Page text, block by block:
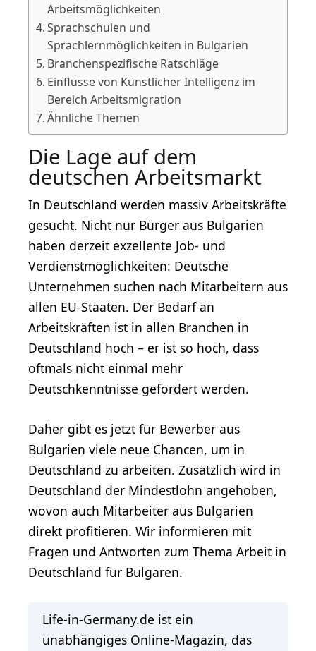
Arbeitsmöglichkeiten
Sprachschulen und
Sprachlernmöglichkeiten in Bulgarien
Branchenspezifische Ratschläge
Einflüsse von Künstlicher Intelligenz im
Bereich Arbeitsmigration
Ähnliche Themen
Die Lage auf dem
deutschen Arbeitsmarkt
In Deutschland werden massiv Arbeitskräfte
gesucht. Nicht nur Bürger aus Bulgarien
haben derzeit exzellente Job- und
Verdienstmöglichkeiten: Deutsche
Unternehmen suchen nach Mitarbeitern aus
allen EU-Staaten. Der Bedarf an
Arbeitskräften ist in allen Branchen in
Deutschland hoch – er ist so hoch, dass
oftmals nicht einmal mehr
Deutschkenntnisse gefordert werden.
Daher gibt es jetzt für Bewerber aus
Bulgarien viele neue Chancen, um in
Deutschland zu arbeiten. Zusätzlich wird in
Deutschland der Mindestlohn angehoben,
wovon auch Mitarbeiter aus Bulgarien
direkt profitieren. Wir informieren mit
Fragen und Antworten zum Thema Arbeit in
Deutschland für Bulgaren.
Life-in-Germany.de ist ein
unabhängiges Online-Magazin, das